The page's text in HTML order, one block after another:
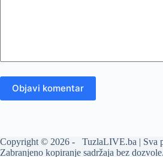
Objavi komentar
Copyright © 2026 - TuzlaLIVE.ba | Sva
Zabranjeno kopiranje sadržaja bez dozvole.